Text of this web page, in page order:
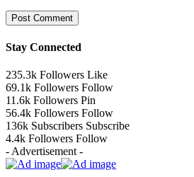
Stay Connected
235.3k Followers Like
69.1k Followers Follow
11.6k Followers Pin
56.4k Followers Follow
136k Subscribers Subscribe
4.4k Followers Follow
- Advertisement -